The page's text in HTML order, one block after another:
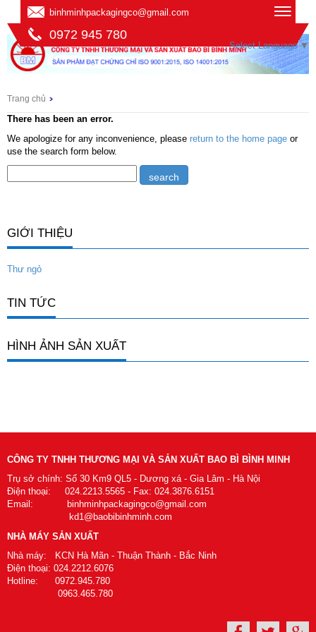
binhminhpackagingco@gmail.com
0972 945 780
Select Language ▼
Trang chủ
There has been an error.
We apologize for any inconvenience, please return to the home page or
use the search form below.
GIỚI THIỆU
Thư ngỏ
TIN TỨC
HÌNH ẢNH SẢN XUẤT
CÔNG TY TNHH THƯƠNG MẠI VÀ SẢN XUẤT BAO BÌ BÌNH MINH
Trụ sở chính: Số 30 Km9 QL5 - Dương xá - Gia Lâm - Hà Nội
Điện thoại: 024.2213.5565 - Fax: 024.3876.6151
Email: binhminhpackagingco@gmail.com
kd1@baobibinhminh.com
NHÀ MÁY SẢN XUẤT
Nhà máy: KCN Hà Mãn - Thuận Thành - Bắc Ninh
Điện thoại: 024.2212.6076
Hotline: 0972.945.780
0963.465.780